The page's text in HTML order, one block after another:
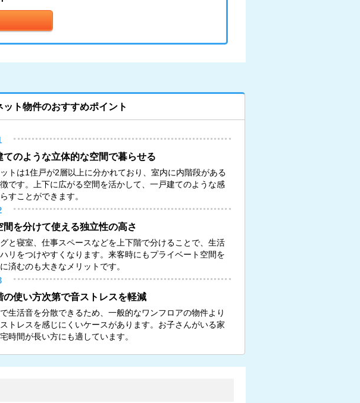
ット物件のおすすめポイント
てのような立体的な空間で暮らせる
ットは1住戸が2層以上に分かれており、室内に内階段がある
です。上下に広がる空間を活かして、一戸建てのような感
すことができます。
間を分けて使える独立性の高さ
と寝室、仕事スペースなどを上下階で分けることで、生活
リをつけやすくなります。来客時にもプライベート空間を
済むのも大きなメリットです。
の使い方次第で音ストレスを軽減
生活音を分散できるため、一般的なワンフロアの物件より
トレスを感じにくいケースがあります。お子さんがいる家
時間が長い方にも適しています。